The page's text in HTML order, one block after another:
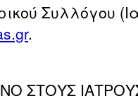
Συλλόγου
.
ΣΤΟΥΣ